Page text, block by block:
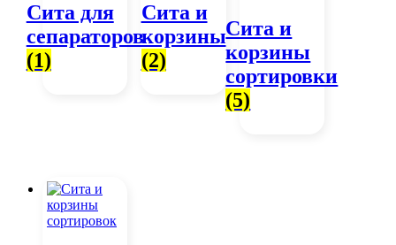
Сита для
сепараторов
(1)
Сита и
корзины
(2)
Сита и
корзины
сортировки
(5)